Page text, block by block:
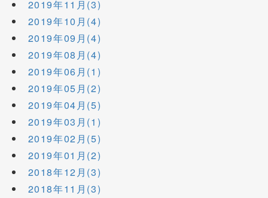
2019年11月(3)
2019年10月(4)
2019年09月(4)
2019年08月(4)
2019年06月(1)
2019年05月(2)
2019年04月(5)
2019年03月(1)
2019年02月(5)
2019年01月(2)
2018年12月(3)
2018年11月(3)